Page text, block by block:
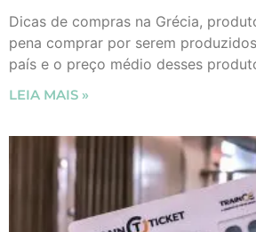
Dicas de compras na Grécia,
pena comprar por serem
país e o preço médio desses
LEIA MAIS »